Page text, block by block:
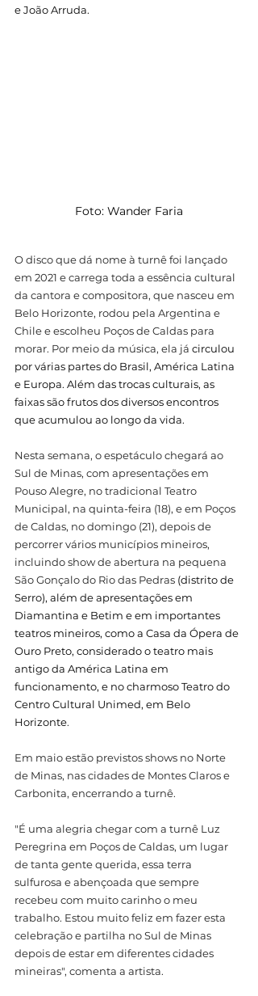
e João Arruda.
Foto: Wander Faria
O disco que dá nome à turnê foi lançado
em 2021 e carrega toda a essência cultural
da cantora e compositora, que nasceu em
Belo Horizonte, rodou pela Argentina e
Chile e escolheu Poços de Caldas para
morar. Por meio da música, ela já circulou
por várias partes do Brasil, América Latina
e Europa. Além das trocas culturais, as
faixas são frutos dos diversos encontros
que acumulou ao longo da vida.
Nesta semana, o espetáculo chegará ao
Sul de Minas, com apresentações em
Pouso Alegre, no tradicional Teatro
Municipal, na quinta-feira (18), e em Poços
de Caldas, no domingo (21), depois de
percorrer vários municípios mineiros,
incluindo show de abertura na pequena
São Gonçalo do Rio das Pedras (distrito de
Serro), além de apresentações em
Diamantina e Betim e em importantes
teatros mineiros, como a Casa da Ópera de
Ouro Preto, considerado o teatro mais
antigo da América Latina em
funcionamento, e no charmoso Teatro do
Centro Cultural Unimed, em Belo
Horizonte.
Em maio estão previstos shows no Norte
de Minas, nas cidades de Montes Claros e
Carbonita, encerrando a turnê.
"É uma alegria chegar com a turnê Luz
Peregrina em Poços de Caldas, um lugar
de tanta gente querida, essa terra
sulfurosa e abençoada que sempre
recebeu com muito carinho o meu
trabalho. Estou muito feliz em fazer esta
celebração e partilha no Sul de Minas
depois de estar em diferentes cidades
mineiras", comenta a artista.